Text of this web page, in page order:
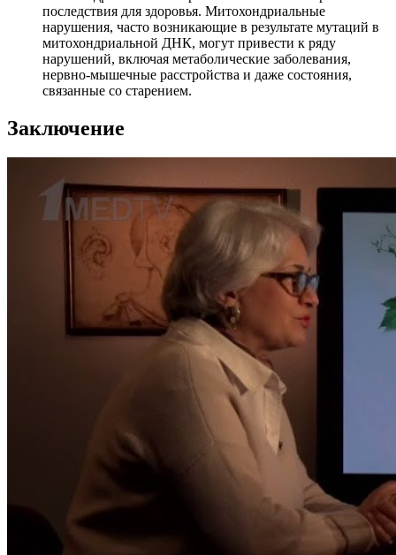
последствия для здоровья. Митохондриальные
нарушения, часто возникающие в результате мутаций в
митохондриальной ДНК, могут привести к ряду
нарушений, включая метаболические заболевания,
нервно-мышечные расстройства и даже состояния,
связанные со старением.
Заключение